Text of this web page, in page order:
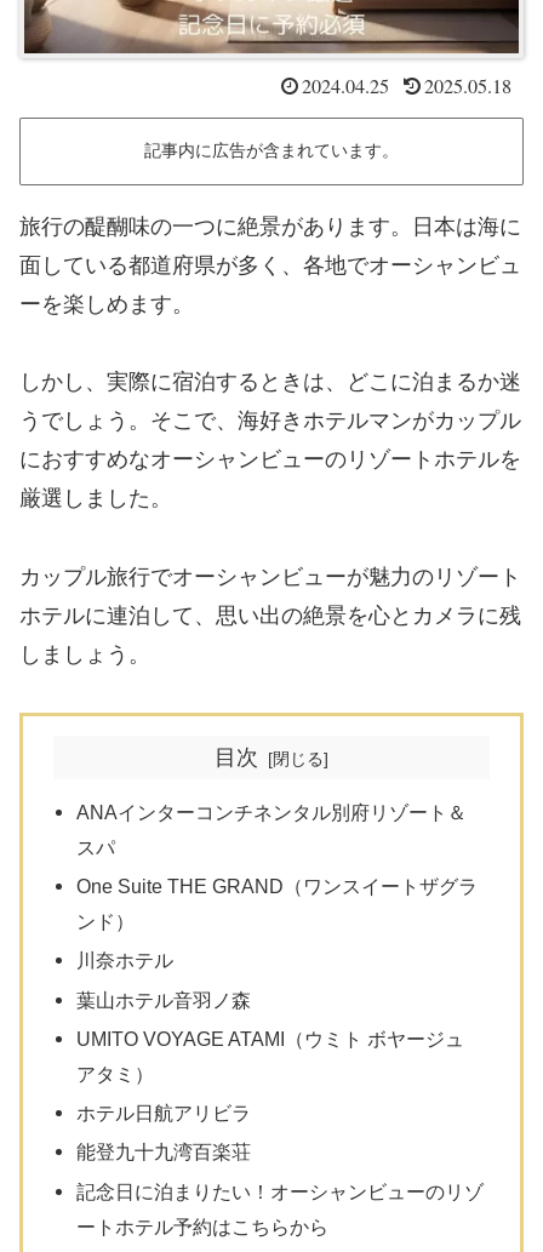
2024.04.25 2025.05.18
記事内に広告が含まれています。
旅行の醍醐味の一つに絶景があります。日本は海に
面している都道府県が多く、各地でオーシャンビュ
ーを楽しめます。
しかし、実際に宿泊するときは、どこに泊まるか迷
うでしょう。そこで、海好きホテルマンがカップル
におすすめなオーシャンビューのリゾートホテルを
厳選しました。
カップル旅行でオーシャンビューが魅力のリゾート
ホテルに連泊して、思い出の絶景を心とカメラに残
しましょう。
目次
ANAインターコンチネンタル別府リゾート＆
スパ
One Suite THE GRAND（ワンスイートザグラ
ンド）
川奈ホテル
葉山ホテル音羽ノ森
UMITO VOYAGE ATAMI（ウミト ボヤージュ
アタミ）
ホテル日航アリビラ
能登九十九湾百楽荘
記念日に泊まりたい！オーシャンビューのリゾ
ートホテル予約はこちらから